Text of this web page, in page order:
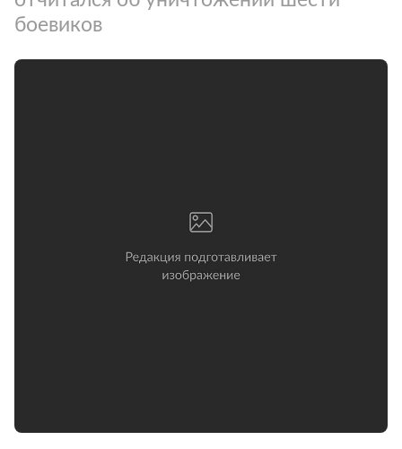
боевиков